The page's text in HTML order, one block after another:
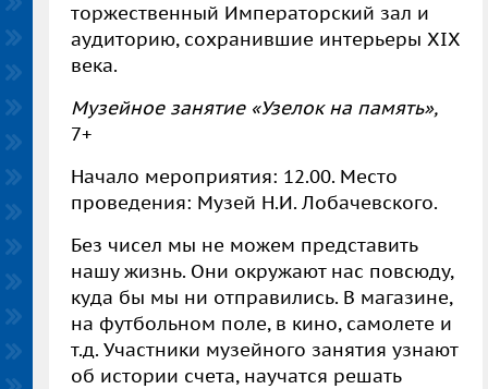
торжественный Императорский зал и
аудиторию, сохранившие интерьеры XIX
века.
Музейное занятие «Узелок на память»,
7+
Начало мероприятия: 12.00. Место
проведения: Музей Н.И. Лобачевского.
Без чисел мы не можем представить
нашу жизнь. Они окружают нас повсюду,
куда бы мы ни отправились. В магазине,
на футбольном поле, в кино, самолете и
т.д. Участники музейного занятия узнают
об истории счета, научатся решать